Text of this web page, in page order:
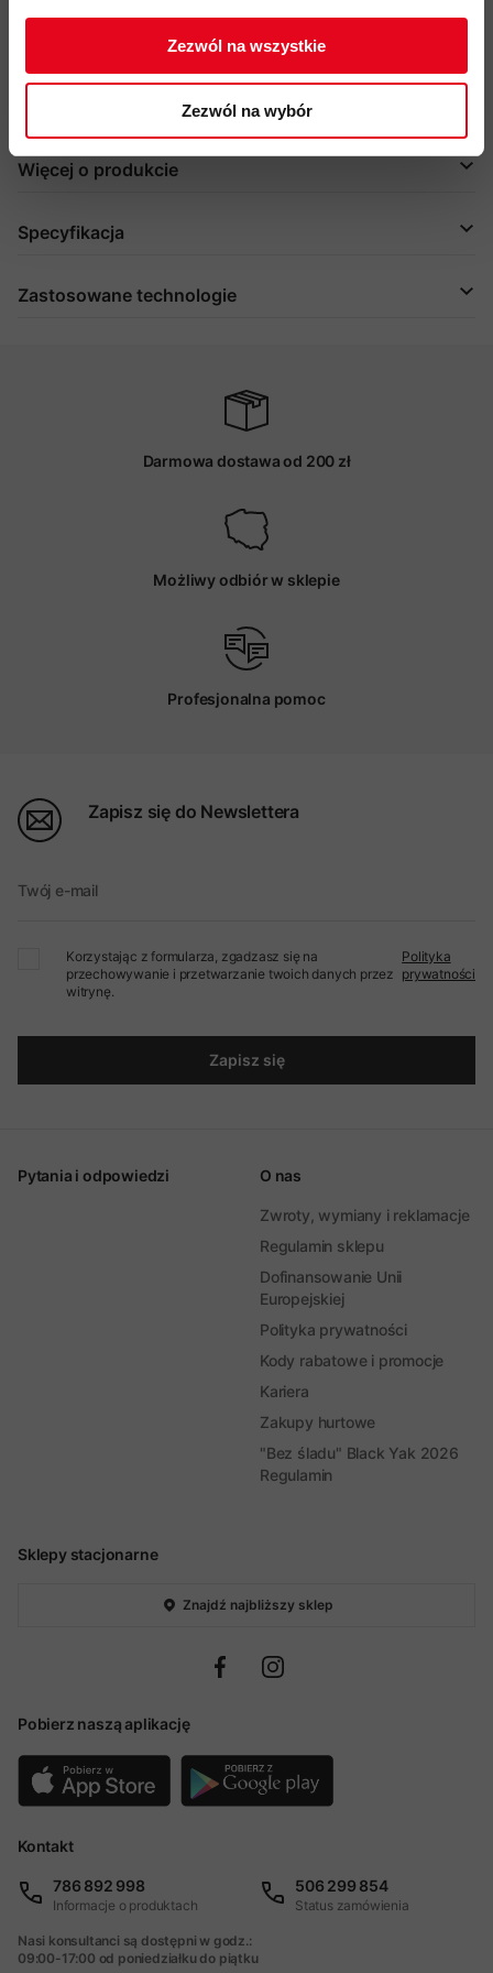
Zezwól na wszystkie
Zezwól na wybór
przyjazność środowiskowa:Fair Wear, impregnacja DWR
bez PFC
kod produktu: 1190-00490
Więcej o produkcie
Specyfikacja
Zastosowane technologie
Darmowa dostawa od 200 zł
Możliwy odbiór w sklepie
Profesjonalna pomoc
Zapisz się do Newslettera
Twój e-mail
Korzystając z formularza, zgadzasz się na
przechowywanie i przetwarzanie twoich danych przez
witrynę.
Polityka
prywatności
Zapisz się
Sklepy stacjonarne
Znajdź najbliższy sklep
Pobierz naszą aplikację
Pytania i odpowiedzi O nas
Zwroty, wymiany i reklamacje
Regulamin sklepu
Dofinansowanie Unii
Europejskiej
Polityka prywatności
Kody rabatowe i promocje
Kariera
Zakupy hurtowe
"Bez śladu" Black Yak 2026
Regulamin
Kontakt
786 892 998
Informacje o produktach
506 299 854
Status zamówienia
Nasi konsultanci są dostępni w godz.:
09:00-17:00 od poniedziałku do piątku